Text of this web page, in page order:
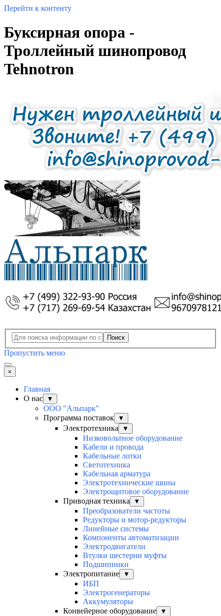
Перейти к контенту
Буксирная опора -
Троллейный шинопровод
Tehnotron
Поиск
Пропустить меню
×
Главная
О нас
▼
ООО "Альпарк"
Программа поставок
▼
Электротехника ▼
Низковольтное оборудование
Кабели и провода
Кабельные лотки
Светотехника
Кабельная арматура
Электротехнические шины
Электрощитовое оборудование
Приводная техника
▼
Преобразователи частоты
Редукторы и мотор-редукторы
Линейные системы
Компоненты автоматизации
Электродвигатели
Втулки шестерни муфты
Подшипники
Электропитание
▼
ИБП
Электрогенераторы
Аккумуляторы
Конвейерное оборудование
▼